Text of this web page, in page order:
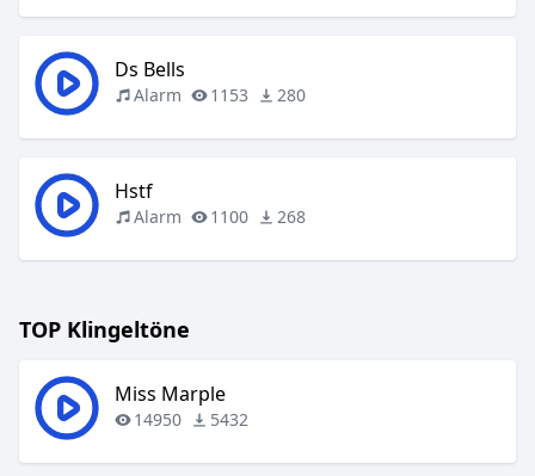
Ds Bells
Alarm 1153 280
Hstf
Alarm 1100 268
TOP Klingeltöne
Miss Marple
14950 5432